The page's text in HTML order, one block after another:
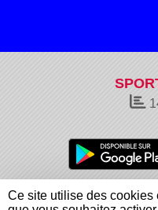
Charte cookies
Ce site utilise des cookies